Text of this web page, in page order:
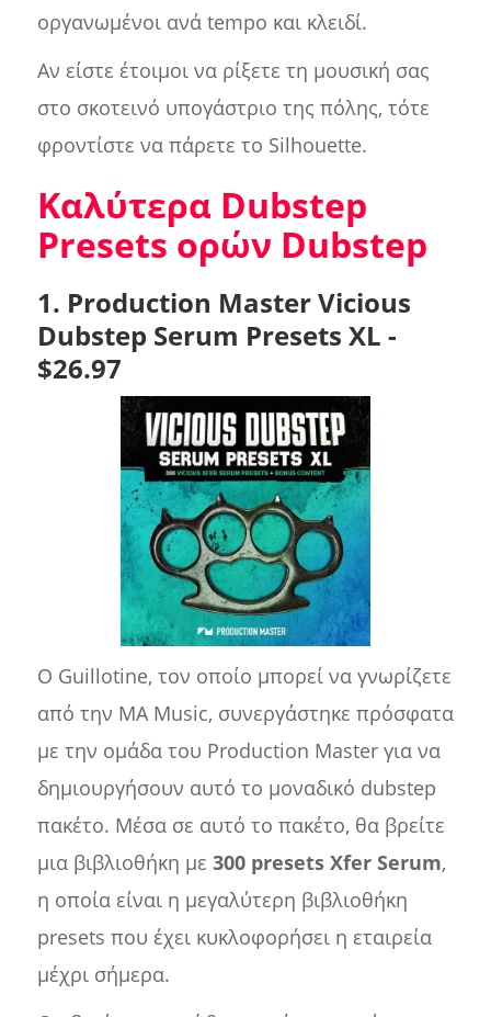
οργανωμένοι ανά tempo και κλειδί.
Αν είστε έτοιμοι να ρίξετε τη μουσική σας
στο σκοτεινό υπογάστριο της πόλης, τότε
φροντίστε να πάρετε το Silhouette.
Καλύτερα Dubstep
Presets ορών Dubstep
1. Production Master Vicious
Dubstep Serum Presets XL -
$26.97
Ο Guillotine, τον οποίο μπορεί να γνωρίζετε
από την MA Music, συνεργάστηκε πρόσφατα
με την ομάδα του Production Master για να
δημιουργήσουν αυτό το μοναδικό dubstep
πακέτο. Μέσα σε αυτό το πακέτο, θα βρείτε
μια βιβλιοθήκη με 300 presets Xfer Serum,
η οποία είναι η μεγαλύτερη βιβλιοθήκη
presets που έχει κυκλοφορήσει η εταιρεία
μέχρι σήμερα.